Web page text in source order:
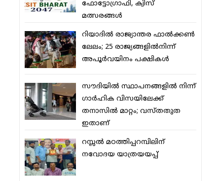
ഫോട്ടോഗ്രാഫി, ക്വിസ്
മത്സരങ്ങള്‍
റിയാദില്‍ രാജ്യാന്തര ഫാല്‍ക്കണ്‍
ലേലം; 25 രാജ്യങ്ങളില്‍നിന്ന്
അപൂര്‍വയിനം പക്ഷികള്‍
സൗദിയില്‍ സ്ഥാപനങ്ങളില്‍ നിന്ന്
ഗാര്‍ഹിക വിസയിലേക്ക്
തനാസില്‍ മാറ്റം; വസ്തതുത
ഇതാണ്
റസ്സല്‍ മഠത്തിപ്പറമ്പിലിന്
നവോദയ യാത്രയയപ്പ്